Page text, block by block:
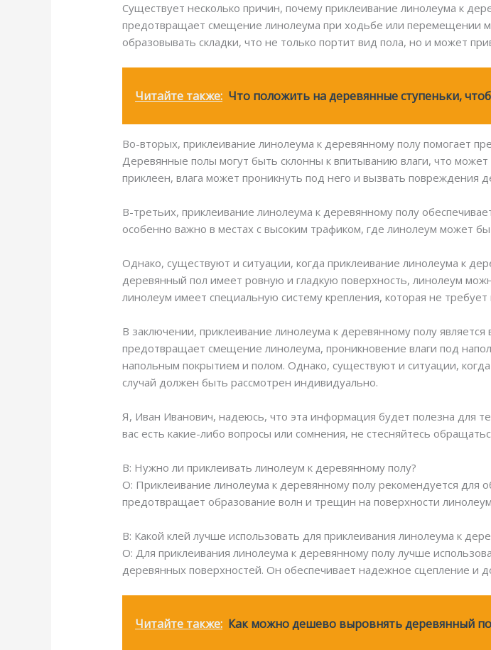
Существует несколько причин, почему приклеивание линолеума к
предотвращает смещение линолеума при ходьбе или перемещении
образовывать складки, что не только портит вид пола, но и может
Читайте также: Что положить на деревянные ступеньки,
Во-вторых, приклеивание линолеума к деревянному полу помогает
Деревянные полы могут быть склонны к впитыванию влаги, что
приклеен, влага может проникнуть под него и вызвать повреждения
В-третьих, приклеивание линолеума к деревянному полу
особенно важно в местах с высоким трафиком, где линолеум может
Однако, существуют и ситуации, когда приклеивание линолеума к
деревянный пол имеет ровную и гладкую поверхность, линолеум
линолеум имеет специальную систему крепления, которая не
В заключении, приклеивание линолеума к деревянному полу
предотвращает смещение линолеума, проникновение влаги под
напольным покрытием и полом. Однако, существуют и ситуации,
случай должен быть рассмотрен индивидуально.
Я, Иван Иванович, надеюсь, что эта информация будет полезна для
вас есть какие-либо вопросы или сомнения, не стесняйтесь
В: Нужно ли приклеивать линолеум к деревянному полу?
О: Приклеивание линолеума к деревянному полу рекомендуется для
предотвращает образование волн и трещин на поверхности
В: Какой клей лучше использовать для приклеивания линолеума к
О: Для приклеивания линолеума к деревянному полу лучше
деревянных поверхностей. Он обеспечивает надежное сцепление и
Читайте также: Как можно дешево выровнять деревянный